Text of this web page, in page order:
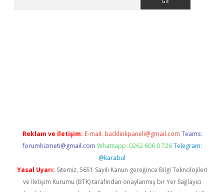
Reklam ve İletişim: E-mail: backlinkpaneli@gmail.com Teams:
forumhizmeti@gmail.com Whatsapp: 0262 606 0 726 Telegram:
@karabul
Yasal Uyarı: Sitemiz, 5651 Sayılı Kanun gereğince Bilgi Teknolojileri
ve İletişim Kurumu (BTK) tarafından onaylanmış bir Yer Sağlayıcı